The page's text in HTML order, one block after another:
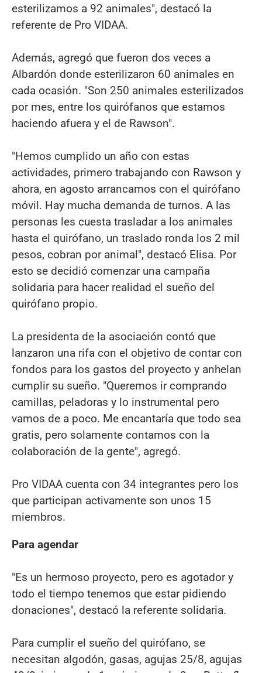
esterilizamos a 92 animales", destacó la
referente de Pro VIDAA.
Además, agregó que fueron dos veces a
Albardón donde esterilizaron 60 animales en
cada ocasión. "Son 250 animales esterilizados
por mes, entre los quirófanos que estamos
haciendo afuera y el de Rawson".
"Hemos cumplido un año con estas
actividades, primero trabajando con Rawson y
ahora, en agosto arrancamos con el quirófano
móvil. Hay mucha demanda de turnos. A las
personas les cuesta trasladar a los animales
hasta el quirófano, un traslado ronda los 2 mil
pesos, cobran por animal", destacó Elisa. Por
esto se decidió comenzar una campaña
solidaria para hacer realidad el sueño del
quirófano propio.
La presidenta de la asociación contó que
lanzaron una rifa con el objetivo de contar con
fondos para los gastos del proyecto y anhelan
cumplir su sueño. "Queremos ir comprando
camillas, peladoras y lo instrumental pero
vamos de a poco. Me encantaría que todo sea
gratis, pero solamente contamos con la
colaboración de la gente", agregó.
Pro VIDAA cuenta con 34 integrantes pero los
que participan activamente son unos 15
miembros.
Para agendar
"Es un hermoso proyecto, pero es agotador y
todo el tiempo tenemos que estar pidiendo
donaciones", destacó la referente solidaria.
Para cumplir el sueño del quirófano, se
necesitan algodón, gasas, agujas 25/8, agujas